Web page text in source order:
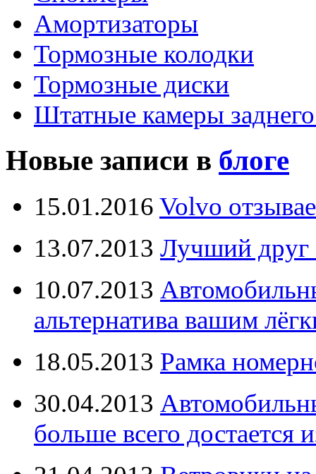
Амортизаторы
Тормозные колодки
Тормозные диски
Штатные камеры
Новые записи в блоге
15.01.2016 Volvo
13.07.2013 Лучший друг
10.07.2013
альтернатива вашим
18.05.2013 Рамка
30.04.2013
больше всего достается